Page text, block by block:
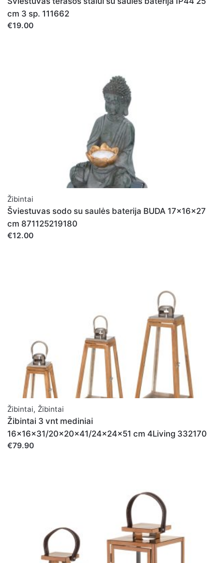
cm 3 sp. 111662
€19.00
Žibintai
Šviestuvas sodo su saulės baterija BUDA 17x16x27
cm 871125219180
€12.00
Žibintai, Žibintai
Žibintai 3 vnt mediniai
16x16x31/20x20x41/24x24x51 cm 4Living 332170
€79.90